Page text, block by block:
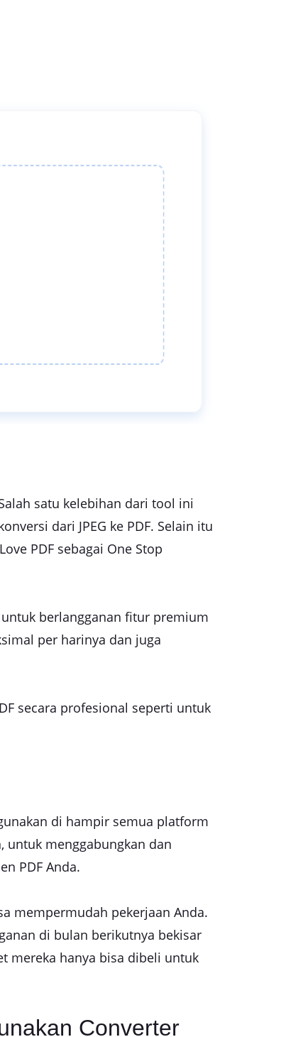
satu kelebihan dari tool ini
dari JPEG ke PDF. Selain itu
PDF sebagai One Stop
berlangganan fitur premium
per harinya dan juga
secara profesional seperti untuk
di hampir semua platform
untuk menggabungkan dan
PDF Anda.
mempermudah pekerjaan Anda.
di bulan berikutnya bekisar
mereka hanya bisa dibeli untuk
Converter